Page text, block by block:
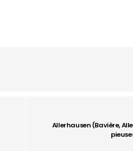
Allerhausen (Bavière,